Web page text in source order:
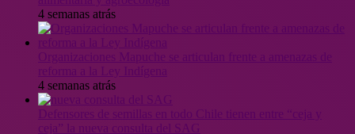
4 semanas atrás
Organizaciones Mapuche se articulan frente a amenazas de
4 semanas atrás